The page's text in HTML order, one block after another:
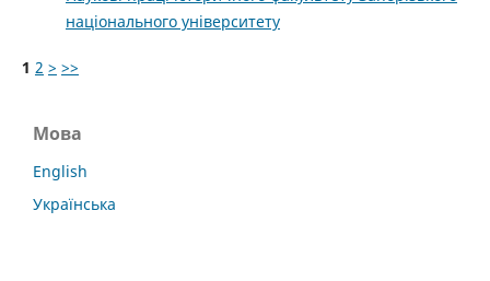
національного університету
1 2 > >>
Мова
English
Українська